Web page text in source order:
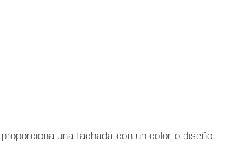
una fachada con un color o diseño